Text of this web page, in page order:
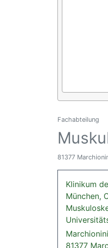
Fachabteilung
81377
Klinikum
München,
81377